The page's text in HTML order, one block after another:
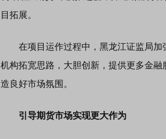
目拓展。
在项目运作过程中，黑龙江证监局加
机构拓宽思路，大胆创新，提供更多金
造良好市场氛围。
引导期货市场实现更大作为